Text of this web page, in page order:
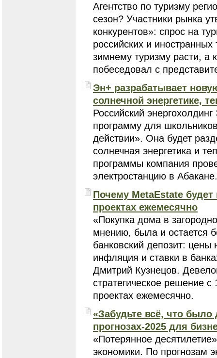
Агентство по туризму
сезон? Участники рынка
конкурентов»: спрос на
российских и
зимнему туризму расти, а
побеседовал с
Эн+ разрабатывает
солнечной энергетике,
Российский
программу для
действии». Она будет
солнечная энергетика и
программы компания
электростанцию в Абакане.
Почему MetaEstate
проектах ежемесячно
«Покупка дома в
мнению, была и остается
банковский депозит:
инфляция и ставки в
Дмитрий Кузнецов.
стратегическое решение
проектах ежемесячно.
«Забудьте всё, что
прогнозах-2025 для
«Потерянное
экономики. По прогнозам